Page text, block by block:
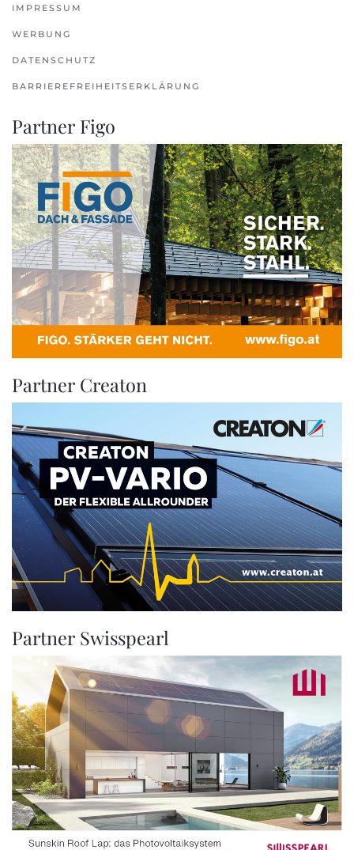
IMPRESSUM
WERBUNG
DATENSCHUTZ
BARRIEREFREIHEITSERKLÄRUNG
Partner Figo
Partner Creaton
Partner Swisspearl